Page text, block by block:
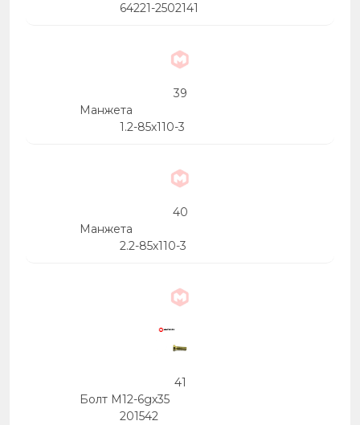
64221-2502141
39
Манжета
1.2-85х110-3
40
Манжета
2.2-85х110-3
41
Болт М12-6gх35
201542